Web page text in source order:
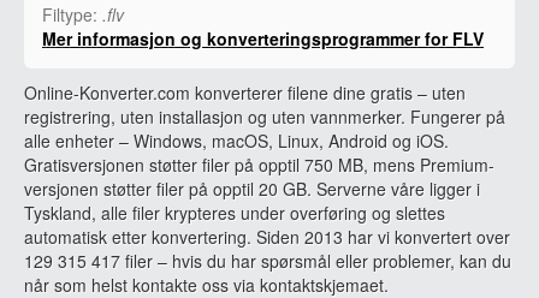
Filtype: .flv
Mer informasjon og konverteringsprogrammer for FLV
Online-Konverter.com konverterer filene dine gratis – uten
registrering, uten installasjon og uten vannmerker. Fungerer på
alle enheter – Windows, macOS, Linux, Android og iOS.
Gratisversjonen støtter filer på opptil 750 MB, mens Premium-
versjonen støtter filer på opptil 20 GB. Serverne våre ligger i
Tyskland, alle filer krypteres under overføring og slettes
automatisk etter konvertering. Siden 2013 har vi konvertert over
129 315 417 filer – hvis du har spørsmål eller problemer, kan du
når som helst kontakte oss via kontaktskjemaet.